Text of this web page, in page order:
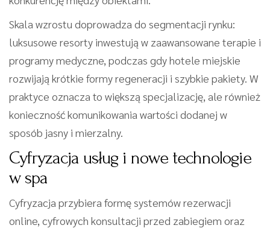
Skala wzrostu doprowadza do segmentacji rynku:
luksusowe resorty inwestują w zaawansowane terapie i
programy medyczne, podczas gdy hotele miejskie
rozwijają krótkie formy regeneracji i szybkie pakiety. W
praktyce oznacza to większą specjalizację, ale również
konieczność komunikowania wartości dodanej w
sposób jasny i mierzalny.
Cyfryzacja usług i nowe technologie
w spa
Cyfryzacja przybiera formę systemów rezerwacji
online, cyfrowych konsultacji przed zabiegiem oraz